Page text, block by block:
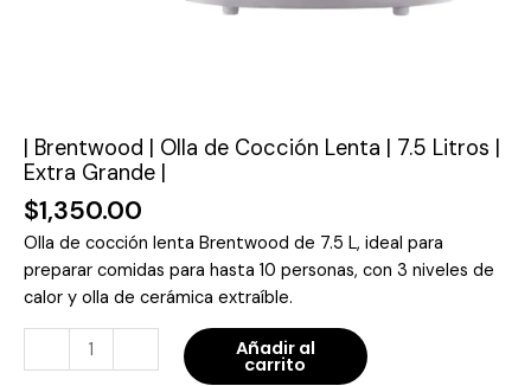
| Brentwood | Olla de Cocción Lenta | 7.5 Litros |
Extra Grande |
$1,350.00
Olla de cocción lenta Brentwood de 7.5 L, ideal para
preparar comidas para hasta 10 personas, con 3 niveles de
calor y olla de cerámica extraíble.
Añadir al
carrito